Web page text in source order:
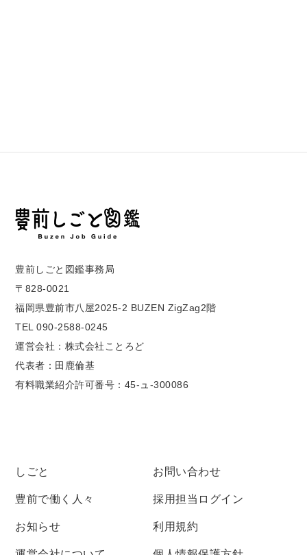
豊前しごと図鑑事務局
〒828-0021
福岡県豊前市八屋2025-2 BUZEN ZigZag2階
TEL 090-2588-0245
運営会社：株式会社ことろど
代表者：田鹿倫基
有料職業紹介許可番号：45-ュ-300086
しごと
豊前で働く人々
お知らせ
お問い合わせ
採用担当ログイン
利用規約